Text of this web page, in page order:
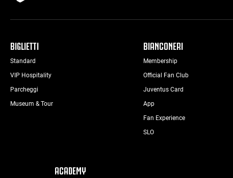
BIGLIETTI
Standard
VIP Hospitality
Parcheggi
Museum & Tour
BIANCONERI
Membership
Official Fan Club
Juventus Card
App
Fan Experience
SLO
ACADEMY